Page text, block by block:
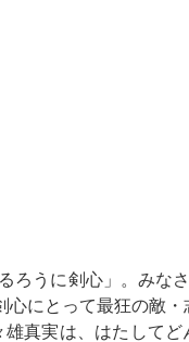
ろうに剣心」。みな
心にとって最狂の敵・
真実は、はたしてど